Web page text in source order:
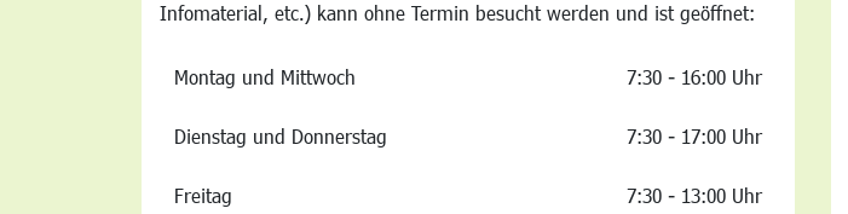
Infomaterial, etc.) kann ohne Termin besucht werden und ist geöffnet:
Montag und Mittwoch 7:30 - 16:00 Uhr
Dienstag und Donnerstag 7:30 - 17:00 Uhr
Freitag 7:30 - 13:00 Uhr